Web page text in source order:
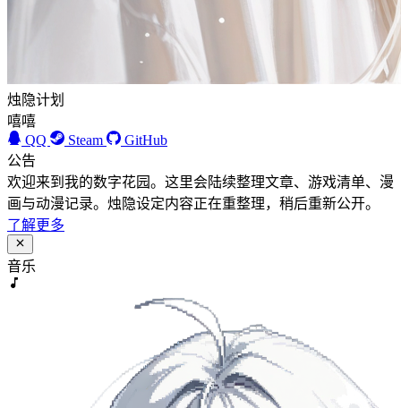
烛隐计划
嘻嘻
QQ
Steam
GitHub
公告
欢迎来到我的数字花园。这里会陆续整理文章、游戏清单、漫
画与动漫记录。烛隐设定内容正在重整理，稍后重新公开。
了解更多
音乐